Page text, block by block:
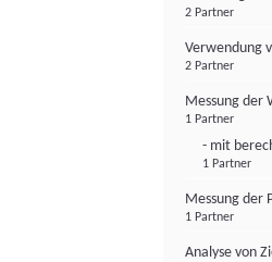
2 Partner
Verwendung
2 Partner
Messung der
1 Partner
- mit
1 Partner
Messung der
1 Partner
Analyse von